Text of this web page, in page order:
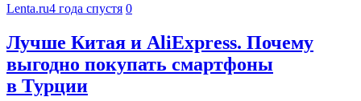
Lenta.ru4 года спустя 0
Лучше Китая и AliExpress. Почему
выгодно покупать смартфоны
в Турции